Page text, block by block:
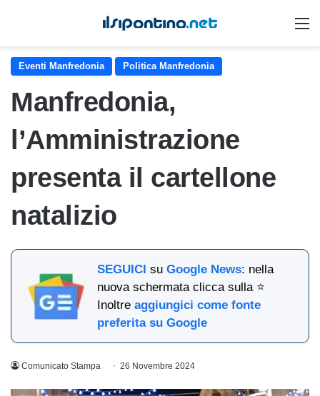
Eventi Manfredonia Politica Manfredonia
Manfredonia,
l’Amministrazione
presenta il cartellone
natalizio
SEGUICI suGoogle News: nella
nuova schermata clicca sulla ⭐
Inoltreaggiungici come fonte
preferita su Google
Comunicato Stampa 26 Novembre 2024